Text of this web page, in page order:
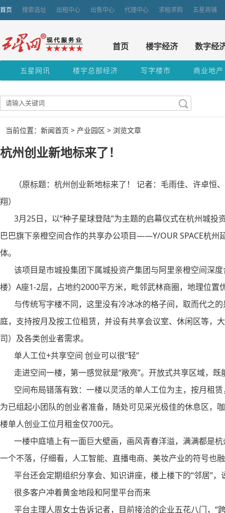
首页 搜索选址 出租中心 出售中心 代理中心 求租求购 五星商铺
首页 楼宇经济 数字经
五星网讯 楼宇总部经济 写字楼市 商业地产
当前位置：新闻首页 > 产业园区 > 浏览文章
杭州创业新地标来了！
（原标题：杭州创业新地标来了！ 记者：毛雨佳、许卓恒
翔）
3月25日，以“种子星球登陆”为主题的启幕仪式在杭州城投
巴巴旗下亲橙空间合作的共享办公项目——Y/OUR SPACE杭州
体。
该项目是市城投集团下属城投资产集团与阿里亲橙空间深
楼）A座1-2层，占地约2000平方米，毗邻武林商圈，地理位置
与传统写字楼不同，这里没有冷冰冰的格子间，取而代之
庭，支持按月及按工位租赁，并设有共享会议室、休闲区等，
司）及各类创业者需求。
单人工位+共享空间 创业可以很“轻”
走进空间一楼，第一感觉就是“敞亮”。开放式共享区域，既
空间布局错落有致：一楼以灵活的单人工位为主，按月租
为已组起小团队的创业者准备，随处可见采光极佳的休息区，
楼单人创业工位月租金仅700元。
一楼中庭墙上有一面巨大壁画，画风青春洋溢，满满都是
一个不落，仔细看，人工智能、直播电商、美妆产业的符号
平台还会定期组织分享会、知识讲座，楼上楼下的“邻居”，
很多客户冲着黄金地段和阿里平台而来
平台主理人周女士告诉记者，目前接洽的企业五花八门，“